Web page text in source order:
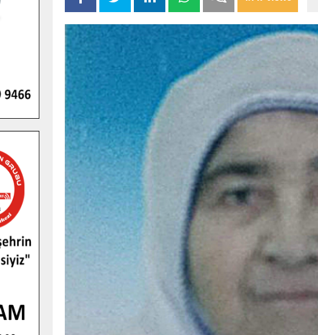
GÜNLÜK HABER AKIŞI
GENÇLER PUSULA MARAŞ KAMPINDA
YENI MEDYA VE FOTOĞRAFÇILIĞI